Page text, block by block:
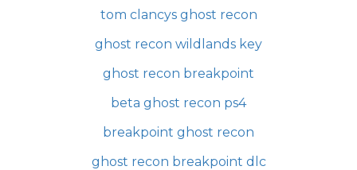
tom clancys ghost recon
ghost recon wildlands key
ghost recon breakpoint
beta ghost recon ps4
breakpoint ghost recon
ghost recon breakpoint dlc